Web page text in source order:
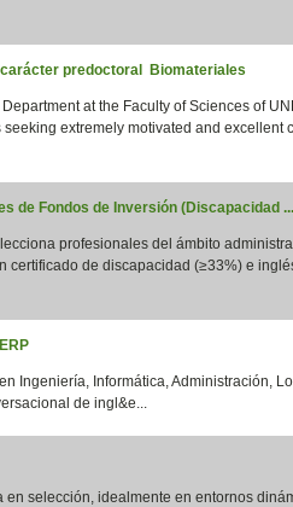
predoctoral Biomateriales
at the Faculty of Sciences of
extremely motivated and excellent
de Fondos de Inversión (Discapacidad ...
profesionales del ámbito
certificado de discapacidad (≥33%) e
Ingeniería, Informática, Administración,
de ingl&e...
en selección, idealmente en entornos